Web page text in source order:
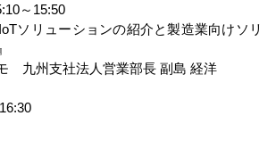
～15:50
ソリューションの紹介と製造業向けソリ
九州支社法人営業部長 副島 経洋